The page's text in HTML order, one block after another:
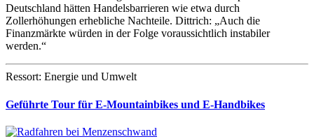
Deutschland hätten Handelsbarrieren wie etwa durch
Zollerhöhungen erhebliche Nachteile. Dittrich: „Auch die
Finanzmärkte würden in der Folge voraussichtlich instabiler
werden.“
Ressort: Energie und Umwelt
Geführte Tour für E-Mountainbikes und E-Handbikes